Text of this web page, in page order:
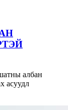
албан
асуудл